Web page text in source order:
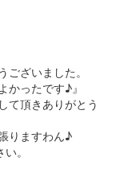
ございました。
かったです♪』
て頂きありがとう
りますわん♪
。